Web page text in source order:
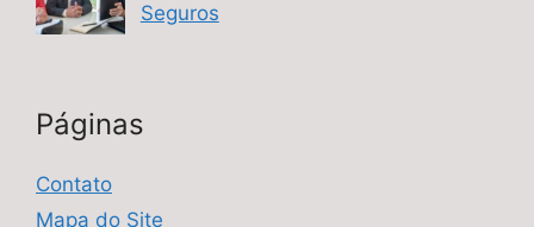
Seguros
Páginas
Contato
Mapa do Site